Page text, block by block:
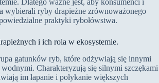
Dlatego ważne jest, aby konsumenci i
wybierali ryby drapieżne zrównoważonego
praktyki rybołówstwa.
i ich rola w ekosystemie.
gatunków ryb, które odżywiają się innymi
Charakteryzują się silnymi szczękami
im łapanie i połykanie większych